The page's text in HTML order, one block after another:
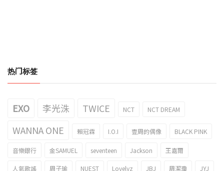
热门标签
EXO 李光洙 TWICE NCT NCT DREAM
WANNA ONE 賴冠霖 I.O.I 壹周的偶像 BLACK PINK
音樂銀行 金SAMUEL seventeen Jackson 王嘉爾
人氣歌謠 周子瑜 NUEST Lovelyz JBJ 周潔瓊 JYJ